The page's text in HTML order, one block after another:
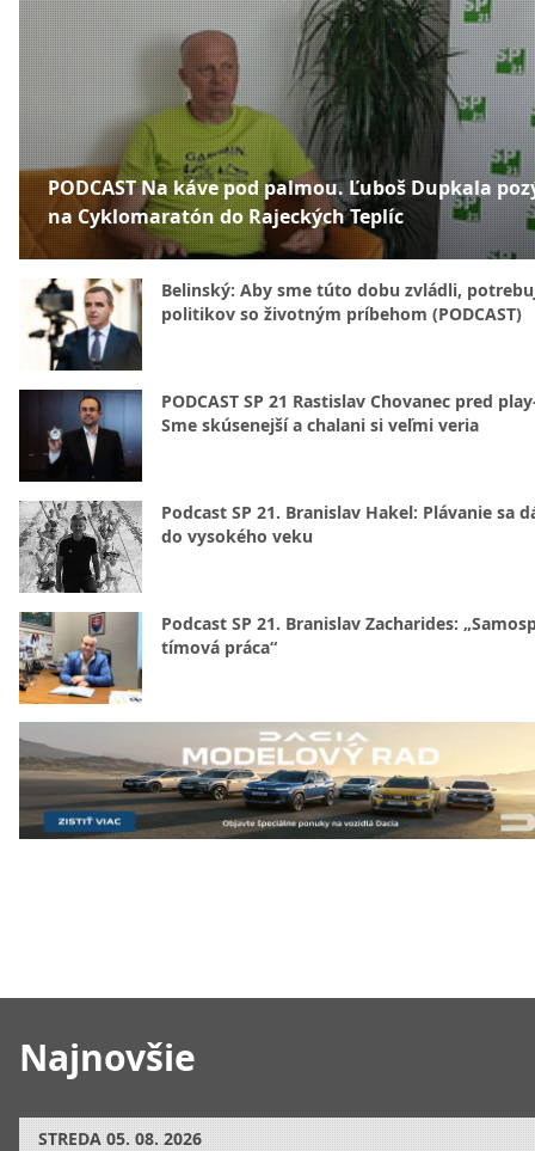
Najnovšie
STREDA 05. 08. 2026
PODCAST Na káve pod palmou. Ľuboš Dupkala
na Cyklomaratón do Rajeckých Teplíc
Belinský: Aby sme túto dobu zvládli,
politikov so životným príbehom (PODCAST)
PODCAST SP 21 Rastislav Chovanec pred
Sme skúsenejší a chalani si veľmi veria
Podcast SP 21. Branislav Hakel: Plávanie sa
do vysokého veku
Podcast SP 21. Branislav Zacharides:
tímová práca“